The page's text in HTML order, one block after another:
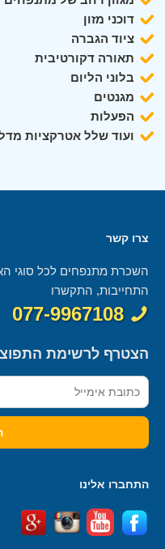
דוכני מזון
ציוד הגברה
תאורה דקורטיבית
בלוני הליום
מגנטים
הפעלות
ועוד שלל אטרקציות
צרו קשר
השכרת מתנפחים לכל סוגי
התחייבות, התקשרו
077-9967108
הצטרף לרשימת
התחברו אלינו